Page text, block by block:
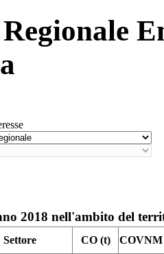
2018 nell'ambito del
Settore CO (t)
COVNM